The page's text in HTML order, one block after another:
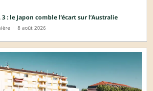
3 : le Japon comble l’écart sur l’Australie
· 8 août 2026